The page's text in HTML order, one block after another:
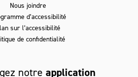
Nous joindre
d’accessibilité
sur l’accessibilité
de confidentialité
notre application